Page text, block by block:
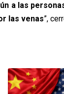
a las
las venas”,